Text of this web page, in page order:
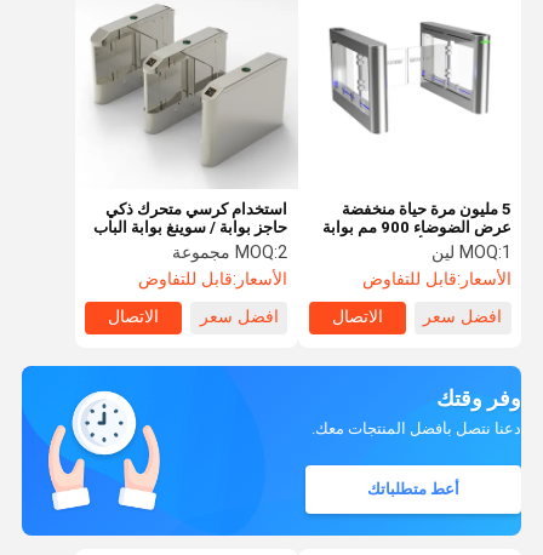
استخدام كرسي متحرك ذكي
حاجز بوابة / سوينغ بوابة الباب
الدوار موتور خجل
MOQ:2 مجموعة
الأسعار:قابل للتفاوض
افضل سعر
الاتصال
5 مليون مرة حياة منخفضة
عرض الضوضاء 900 مم بوابة
الباب الدوار الأمن مع قرصة
مكافحة
MOQ:1 لين
الأسعار:قابل للتفاوض
افضل سعر
الاتصال
وفر وقتك
دعنا نتصل بأفضل المنتجات معك.
أعط متطلباتك